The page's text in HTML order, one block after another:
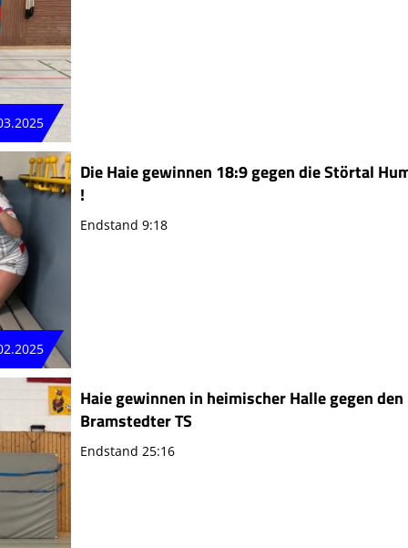
Die Haie gewinnen 18:9 gegen die Störtal
!
Endstand 9:18
Haie gewinnen in heimischer Halle gegen den
Bramstedter TS
Endstand 25:16